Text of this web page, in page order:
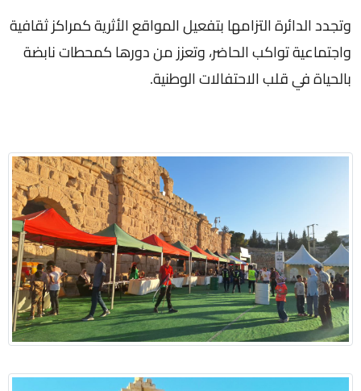
وتجدد الدائرة التزامها بتفعيل المواقع الأثرية كمراكز ثقافية
واجتماعية تواكب الحاضر، وتعزز من دورها كمحطات نابضة
بالحياة في قلب الاحتفالات الوطنية.